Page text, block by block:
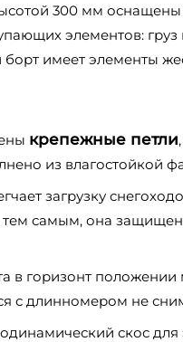
300 мм оснащены
элементов:
имеет элементы
крепежные петли
из влагостойкой
загрузку
тем самым, она
в горизонт положении
с длинномером не
скос